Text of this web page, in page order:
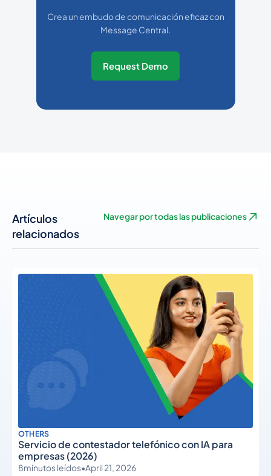
Crea un embudo de comunicación eficaz con
Message Central.
Request Demo
Artículos
relacionados
Navegar por todas las publicaciones
OTHERS
Servicio de contestador telefónico con IA para
empresas (2026)
8minutos leídos•April 21, 2026